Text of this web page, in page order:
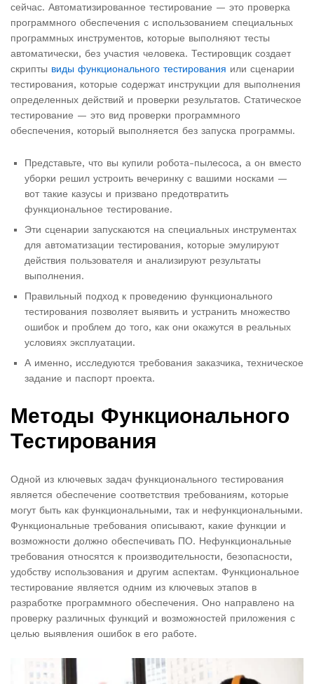
сейчас. Автоматизированное тестирование — это проверка
программного обеспечения с использованием специальных
программных инструментов, которые выполняют тесты
автоматически, без участия человека. Тестировщик создает
скрипты виды функционального тестирования или сценарии
тестирования, которые содержат инструкции для выполнения
определенных действий и проверки результатов. Статическое
тестирование — это вид проверки программного
обеспечения, который выполняется без запуска программы.
Представьте, что вы купили робота-пылесоса, а он вместо
уборки решил устроить вечеринку с вашими носками —
вот такие казусы и призвано предотвратить
функциональное тестирование.
Эти сценарии запускаются на специальных инструментах
для автоматизации тестирования, которые эмулируют
действия пользователя и анализируют результаты
выполнения.
Правильный подход к проведению функционального
тестирования позволяет выявить и устранить множество
ошибок и проблем до того, как они окажутся в реальных
условиях эксплуатации.
А именно, исследуются требования заказчика, техническое
задание и паспорт проекта.
Методы Функционального
Тестирования
Одной из ключевых задач функционального тестирования
является обеспечение соответствия требованиям, которые
могут быть как функциональными, так и нефункциональными.
Функциональные требования описывают, какие функции и
возможности должно обеспечивать ПО. Нефункциональные
требования относятся к производительности, безопасности,
удобству использования и другим аспектам. Функциональное
тестирование является одним из ключевых этапов в
разработке программного обеспечения. Оно направлено на
проверку различных функций и возможностей приложения с
целью выявления ошибок в его работе.